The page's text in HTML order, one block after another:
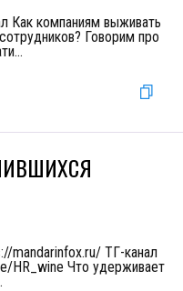
Как компаниям выживать
Говорим про
...
mandarinfox.ru/ ТГ-канал
HR_wine Что удерживает